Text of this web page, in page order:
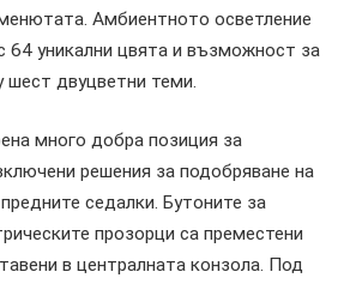
Амбиентното осветление
64 уникални цвята и възможност за
двуцветни теми.
много добра позиция за
решения за подобряване на
седалки. Бутоните за
прозорци са преместени
в централната конзола. Под